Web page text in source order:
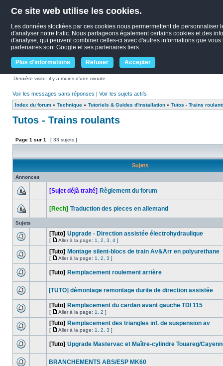
Ce site web utilise les cookies.
Les données stockées par ces cookies nous permermettent de
d'analyser notre trafic. Nous partageons également certains cookies et des
d'analyse, qui peuvent combiner celles-ci avec d'autres informations que
partenaires sont Google et ses partenaires tiers.
Plus d'informations Refuser Accepter
Dernière visite: il y a moins d’une minute
Voir les messages sans réponses | Voir les sujets actifs
Index du forum » Technique » Tutoriels & Guides d'installation » Tutos - Trains
Tutos - Trains roulants
Page 1 sur 1 [ 33 sujets ]
Sujets
Annonces
[Sujet déjà traité] Règlement du forum
[Rech] Traduction des pieces en allemand
Sujets
[Tuto] Upgrade - Direction assistée électrohydraulique
[ Aller à la page: 1 2 3 4 ]
[Tuto] Montage silent-blocs de train Av&Arr en polyurethane
[ Aller à la page: 1 2 3 ]
[Tuto] Remplacement roulement arrière
[TUTO] démontage remontage durite de direction assistée
[Tuto] Remplacement du cardan avant gauche TDI 115
[ Aller à la page: 1 2 ]
[Tuto] Remplacement des triangles inf. de suspension av
[ Aller à la page: 1 2 3 ]
[Tuto] Upgrade Mastervac et Maître-cylindre Touareg/
BRANCHEMENTS ABS/ESP MK60